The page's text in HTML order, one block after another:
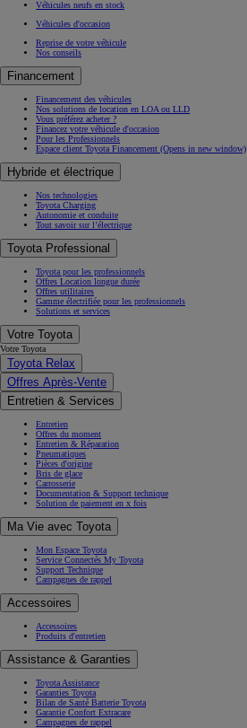
Véhicules neufs en stock
Véhicules d'occasion
Reprise de votre véhicule
Nos conseils
Financement
Financement des véhicules
Nos solutions de location en LOA ou LLD
Vous préférez acheter ?
Financez votre véhicule d'occasion
Pour les Professionnels
Espace client Toyota Financement (Opens in new window)
Hybride et électrique
Nos technologies
Toyota Charging
Autonomie et conduite
Tout savoir sur l’électrique
Toyota Professional
Toyota pour les professionnels
Offres Location longue durée
Offres utilitaires
Gamme électrifiée pour les professionnels
Solutions et services
Votre Toyota
Votre Toyota
Toyota Relax
Offres Après-Vente
Entretien & Services
Entretien
Offres du moment
Entretien & Réparation
Pneumatiques
Pièces d'origine
Bris de glace
Carrosserie
Documentation & Support technique
Solution de paiement en x fois
Ma Vie avec Toyota
Mon Espace Toyota
Service Connectés My Toyota
Support Technique
Campagnes de rappel
Accessoires
Accessoires
Produits d'entretien
Assistance & Garanties
Toyota Assistance
Garanties Toyota
Bilan de Santé Batterie Toyota
Garantie Confort Extracare
Campagnes de rappel